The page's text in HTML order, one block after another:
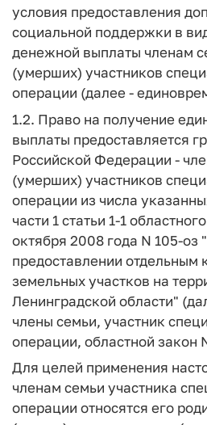
условия предоставления
социальной поддержки в
денежной выплаты членам
(умерших) участников
операции (далее -
1.2. Право на получение
выплаты предоставляется
Российской Федерации -
(умерших) участников
операции из числа
части 1 статьи 1-1
октября 2008 года N 105-оз
предоставлении отдельным
земельных участков на
Ленинградской области"
члены семьи, участник
операции, областной закон
Для целей применения
членам семьи участника
операции относятся его